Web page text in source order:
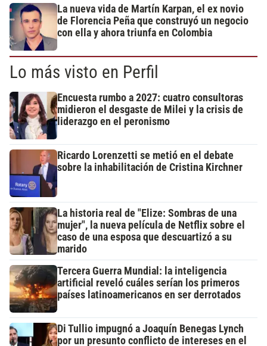
La nueva vida de Martín Karpan, el ex novio
de Florencia Peña que construyó un negocio
con ella y ahora triunfa en Colombia
Lo más visto en Perfil
Encuesta rumbo a 2027: cuatro consultoras
midieron el desgaste de Milei y la crisis de
liderazgo en el peronismo
Ricardo Lorenzetti se metió en el debate
sobre la inhabilitación de Cristina Kirchner
La historia real de "Elize: Sombras de una
mujer", la nueva película de Netflix sobre el
caso de una esposa que descuartizó a su
marido
Tercera Guerra Mundial: la inteligencia
artificial reveló cuáles serían los primeros
países latinoamericanos en ser derrotados
Di Tullio impugnó a Joaquín Benegas Lynch
por un presunto conflicto de intereses en el